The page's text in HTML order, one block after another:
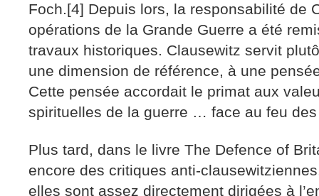
Foch.[4] Depuis lors, la responsabilité de
opérations de la Grande Guerre a été
travaux historiques. Clausewitz servit
une dimension de référence, à une
Cette pensée accordait le primat aux
spirituelles de la guerre … face au feu
Plus tard, dans le livre The Defence of
encore des critiques anti-
elles sont assez directement dirigées à